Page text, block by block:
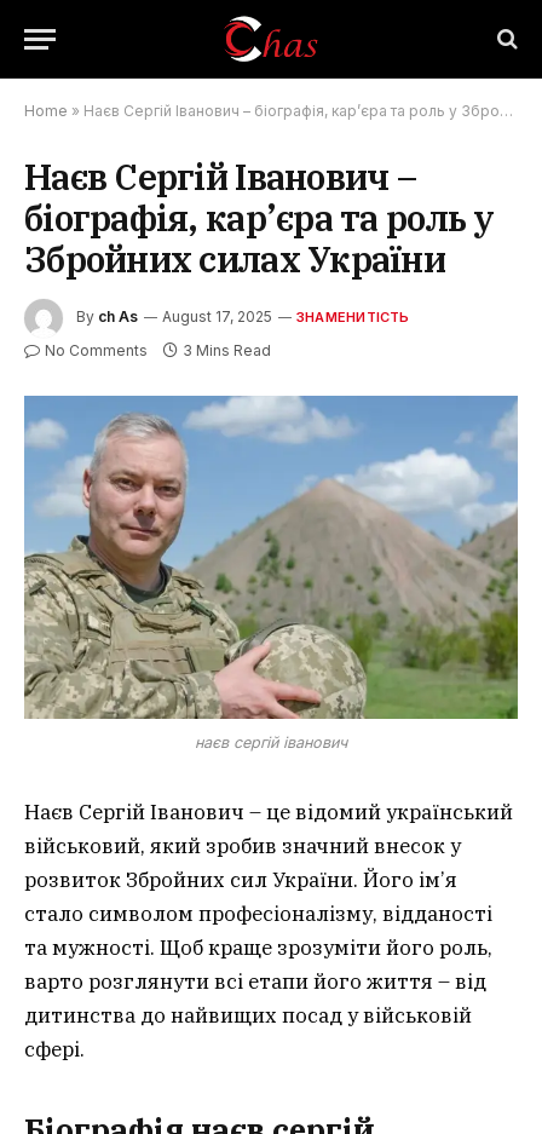
Home » Наєв Сергій Іванович – біографія, кар’єра та роль у Збройних силах України
Наєв Сергій Іванович –
біографія, кар’єра та роль у
Збройних силах України
By ch As August 17, 2025 ЗНАМЕНИТІСТЬ
No Comments 3 Mins Read
наєв сергій іванович
Наєв Сергій Іванович – це відомий український
військовий, який зробив значний внесок у
розвиток Збройних сил України. Його ім’я
стало символом професіоналізму, відданості
та мужності. Щоб краще зрозуміти його роль,
варто розглянути всі етапи його життя – від
дитинства до найвищих посад у військовій
сфері.